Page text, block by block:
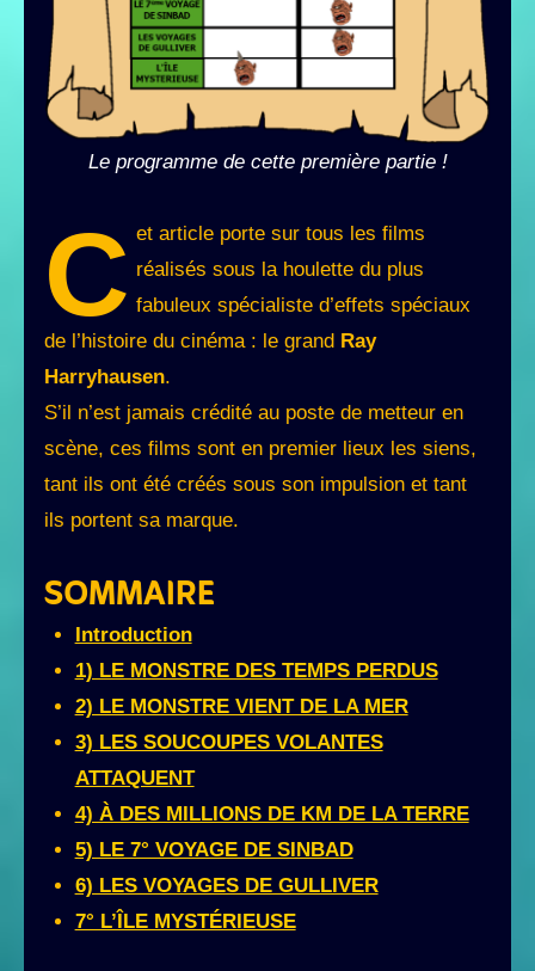
Le programme de cette première partie !
C et article porte sur tous les films
réalisés sous la houlette du plus
fabuleux spécialiste d’effets spéciaux
de l’histoire du cinéma : le grand Ray
Harryhausen.
S’il n’est jamais crédité au poste de metteur en
scène, ces films sont en premier lieux les siens,
tant ils ont été créés sous son impulsion et tant
ils portent sa marque.
SOMMAIRE
Introduction
1) LE MONSTRE DES TEMPS PERDUS
2) LE MONSTRE VIENT DE LA MER
3) LES SOUCOUPES VOLANTES
ATTAQUENT
4) À DES MILLIONS DE KM DE LA TERRE
5) LE 7° VOYAGE DE SINBAD
6) LES VOYAGES DE GULLIVER
7° L’ÎLE MYSTÉRIEUSE